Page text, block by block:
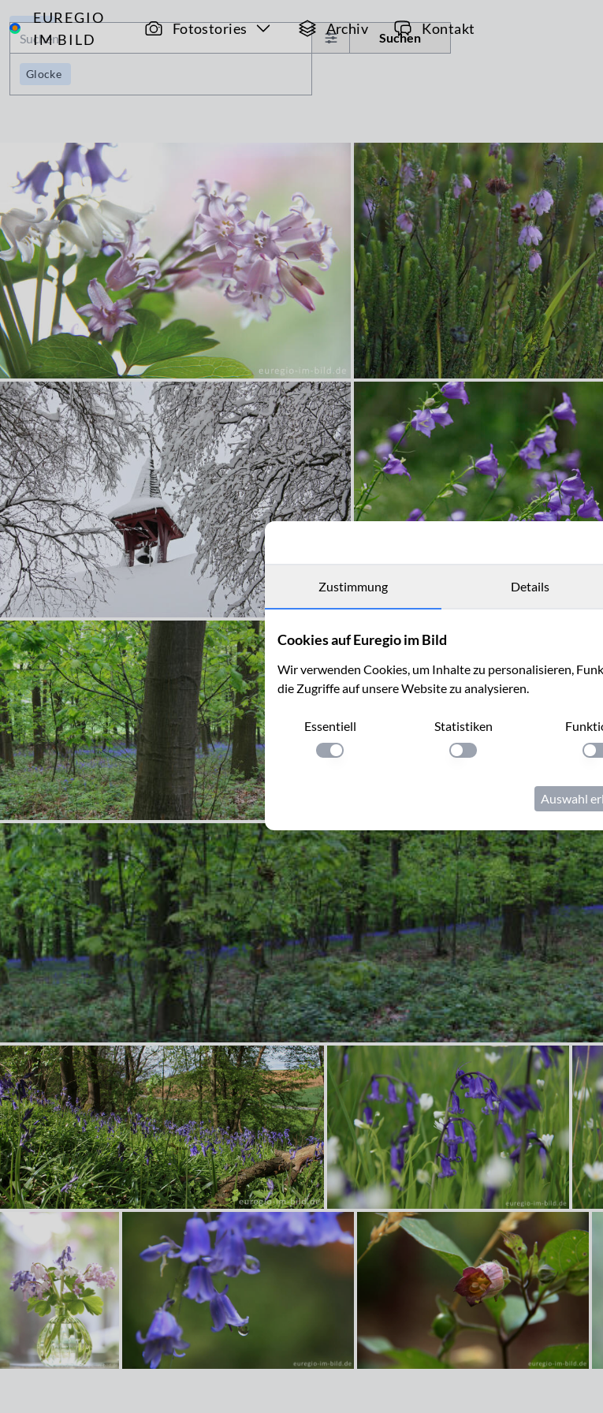
EUREGIO
IM BILD
Fotostories Archiv Kontakt
Archiv
Suchen
Glocke
Zustimmung Details
Cookies auf Euregio im Bild
Wir verwenden Cookies, um Inhalte zu personalisieren,
die Zugriffe auf unsere Website zu analysieren.
Essentiell
Einstellung anwenden
Statistiken
Einstellung anwenden
Auswahl